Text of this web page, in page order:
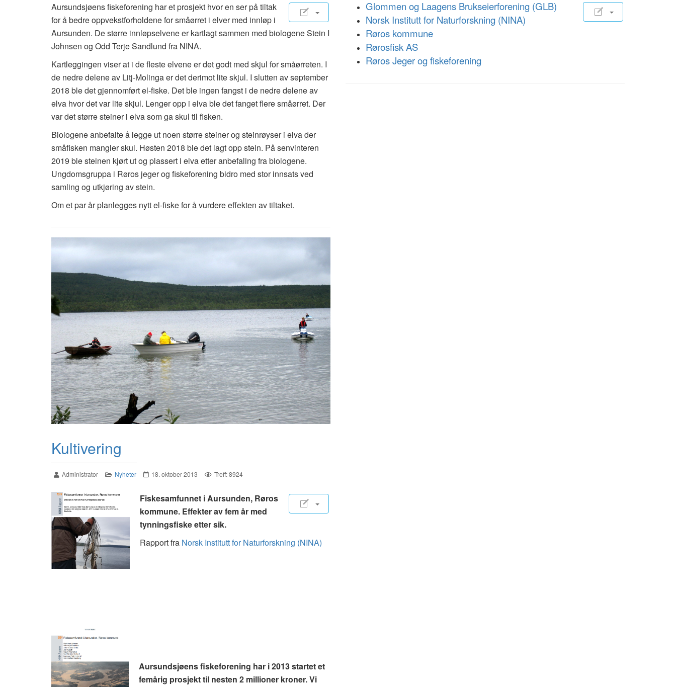
Aursundsjøens fiskeforening har et prosjekt hvor en ser på tiltak
for å bedre oppvekstforholdene for småørret i elver med innløp i
Aursunden. De større innløpselvene er kartlagt sammen med biologene Stein I
Johnsen og Odd Terje Sandlund fra NINA.
Kartleggingen viser at i de fleste elvene er det godt med skjul for småørreten. I
de nedre delene av Litj-Molinga er det derimot lite skjul. I slutten av september
2018 ble det gjennomført el-fiske. Det ble ingen fangst i de nedre delene av
elva hvor det var lite skjul. Lenger opp i elva ble det fanget flere småørret. Der
var det større steiner i elva som ga skul til fisken.
Biologene anbefalte å legge ut noen større steiner og steinrøyser i elva der
småfisken mangler skul. Høsten 2018 ble det lagt opp stein. På senvinteren
2019 ble steinen kjørt ut og plassert i elva etter anbefaling fra biologene.
Ungdomsgruppa i Røros jeger og fiskeforening bidro med stor innsats ved
samling og utkjøring av stein.
Om et par år planlegges nytt el-fiske for å vurdere effekten av tiltaket.
Glommen og Laagens Brukseierforening (GLB)
Norsk Institutt for Naturforskning (NINA)
Røros kommune
Rørosfisk AS
Røros Jeger og fiskeforening
Kultivering
Administrator Nyheter 18. oktober 2013 Treff: 8924
Fiskesamfunnet i Aursunden, Røros
kommune. Effekter av fem år med
tynningsfiske etter sik.
Rapport fra Norsk Institutt for Naturforskning (NINA)
Aursundsjøens fiskeforening har i 2013 startet et
femårig prosjekt til nesten 2 millioner kroner. Vi